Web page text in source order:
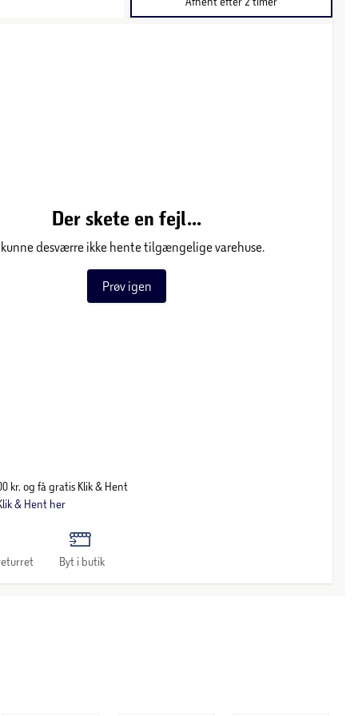
Der skete en fejl...
kunne desværre ikke hente tilgængelige varehuse.
Prøv igen
kr. og få gratis Klik & Hent
& Hent her
Byt i butik